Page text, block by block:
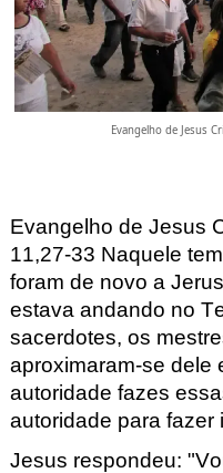
Evangelho de Jesus
Evangelho de Jesus
11,27-33 Naquele
foram de novo a
estava andando no
sacerdotes, os
aproximaram-se dele
autoridade fazes
autoridade para fazer
Jesus respondeu: